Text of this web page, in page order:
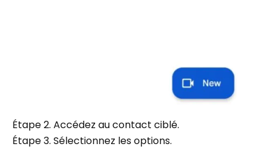
Étape 2. Accédez au contact ciblé.
Étape 3. Sélectionnez les options.